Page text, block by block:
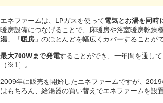
エネファームは、LPガスを使って電気とお湯を同時
暖房設備につなげることで、床暖房や浴室暖房乾燥
湯 」「暖房 」のほとんどを幅広くカバーすることが
最大700Wまで発電することができ、一年間を通して
（※1）。
2009年に販売を開始したエネファームですが、2019
はもちろん、給湯器の買い替えでエネファームを設